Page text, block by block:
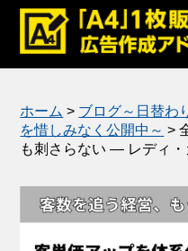
メデ
公
ホーム > ブログ～日替わ
を惜しみなく公開中～ >
も刺さらない ― レディ